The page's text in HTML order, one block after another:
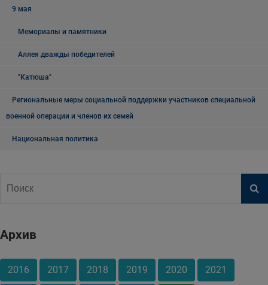
9 мая
Мемориалы и памятники
Аллея дважды победителей
"Катюша"
Региональные меры социальной поддержки участников специальной
военной операции и членов их семей
Национальная политика
Архив
2016 2017 2018 2019 2020 2021